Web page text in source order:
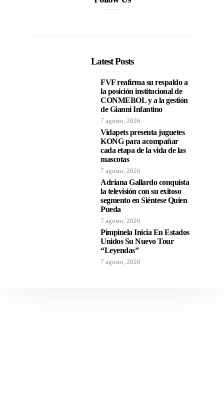
Latest Posts
FVF reafirma su respaldo a
la posición institucional de
CONMEBOL y a la gestión
de Gianni Infantino
7 agosto, 2026
Vidapets presenta juguetes
KONG para acompañar
cada etapa de la vida de las
mascotas
7 agosto, 2026
Adriana Gallardo conquista
la televisión con su exitoso
segmento en Siéntese Quien
Pueda
7 agosto, 2026
Pimpinela Inicia En Estados
Unidos Su Nuevo Tour
“Leyendas”
7 agosto, 2026